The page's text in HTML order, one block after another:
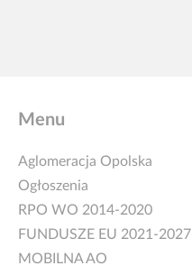
Menu
Aglomeracja Opolska
Ogłoszenia
RPO WO 2014-2020
FUNDUSZE EU 2021-2027
MOBILNA AO